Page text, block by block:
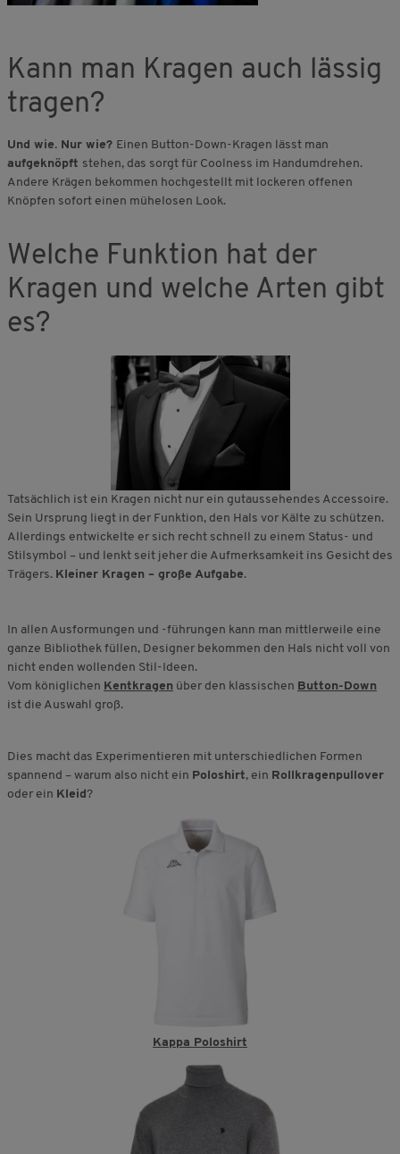
Kann man Kragen auch lässig
tragen?
Und wie. Nur wie? Einen Button-Down-Kragen lässt man
aufgeknöpft stehen, das sorgt für Coolness im Handumdrehen.
Andere Krägen bekommen hochgestellt mit lockeren offenen
Knöpfen sofort einen mühelosen Look.
Welche Funktion hat der
Kragen und welche Arten gibt
es?
Tatsächlich ist ein Kragen nicht nur ein gutaussehendes Accessoire.
Sein Ursprung liegt in der Funktion, den Hals vor Kälte zu schützen.
Allerdings entwickelte er sich recht schnell zu einem Status- und
Stilsymbol – und lenkt seit jeher die Aufmerksamkeit ins Gesicht des
Trägers. Kleiner Kragen – große Aufgabe.
In allen Ausformungen und -führungen kann man mittlerweile eine
ganze Bibliothek füllen, Designer bekommen den Hals nicht voll von
nicht enden wollenden Stil-Ideen.
Vom königlichen Kentkragen über den klassischen Button-Down
ist die Auswahl groß.
Dies macht das Experimentieren mit unterschiedlichen Formen
spannend – warum also nicht ein Poloshirt, ein Rollkragenpullover
oder ein Kleid?
Kappa Poloshirt